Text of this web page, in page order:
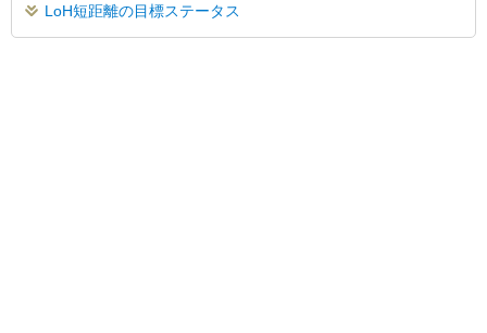
LoH短距離の目標ステータス